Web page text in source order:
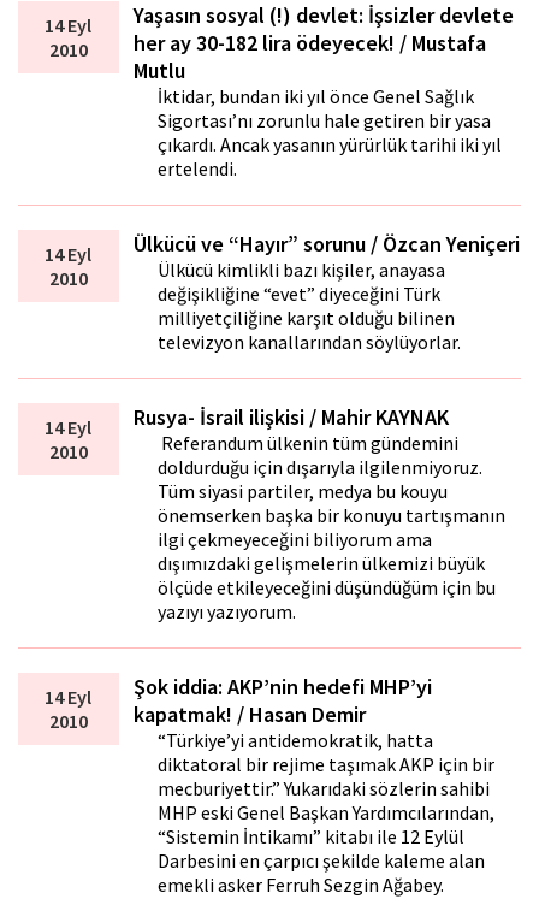
14 Eyl
2010
Yaşasın sosyal (!) devlet: İşsizler devlete
her ay 30-182 lira ödeyecek! / Mustafa
Mutlu
İktidar, bundan iki yıl önce Genel Sağlık
Sigortası’nı zorunlu hale getiren bir yasa
çıkardı. Ancak yasanın yürürlük tarihi iki yıl
ertelendi.
14 Eyl
2010
Ülkücü ve “Hayır” sorunu / Özcan Yeniçeri
Ülkücü kimlikli bazı kişiler, anayasa
değişikliğine “evet” diyeceğini Türk
milliyetçiliğine karşıt olduğu bilinen
televizyon kanallarından söylüyorlar.
14 Eyl
2010
Rusya- İsrail ilişkisi / Mahir KAYNAK
Referandum ülkenin tüm gündemini
doldurduğu için dışarıyla ilgilenmiyoruz.
Tüm siyasi partiler, medya bu kouyu
önemserken başka bir konuyu tartışmanın
ilgi çekmeyeceğini biliyorum ama
dışımızdaki gelişmelerin ülkemizi büyük
ölçüde etkileyeceğini düşündüğüm için bu
yazıyı yazıyorum.
14 Eyl
2010
Şok iddia: AKP’nin hedefi MHP’yi
kapatmak! / Hasan Demir
“Türkiye’yi antidemokratik, hatta
diktatoral bir rejime taşımak AKP için bir
mecburiyettir.” Yukarıdaki sözlerin sahibi
MHP eski Genel Başkan Yardımcılarından,
“Sistemin İntikamı” kitabı ile 12 Eylül
Darbesini en çarpıcı şekilde kaleme alan
emekli asker Ferruh Sezgin Ağabey.